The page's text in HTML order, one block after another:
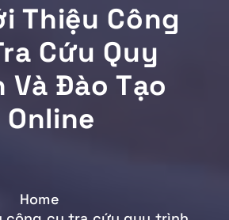
Thiệu Công
Cứu Quy
Và Đào Tạo
Online
Home